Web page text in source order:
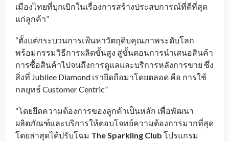
เมืองไทยที่บุกเบิกในเรื่องการสร้างประสบการณ์ที่ดีที่สุด
แก่ลูกค้า”
“ตั้งแต่กระบวนการเฟ้นหาวัตถุดิบคุณภาพระดับโลก
พร้อมกรรมวิธีการผลิตขั้นสูง สู่ขั้นตอนการนำเสนอสินค้า
การซื้อสินค้าไปจนถึงการดูแลและบริการหลังการขาย ซึ่ง
สิ่งที่ Jubilee Diamond เรายึดถือมาโดยตลอด คือ การใช้
กลยุทธ์ Customer Centric”
“โดยยึดความต้องการของลูกค้าเป็นหลัก เพื่อพัฒนา
ผลิตภัณฑ์และบริการให้ตอบโจทย์ความต้องการมากที่สุด
โดยล่าสุดได้ปรับโฉม The Sparkling Club โปรแกรม